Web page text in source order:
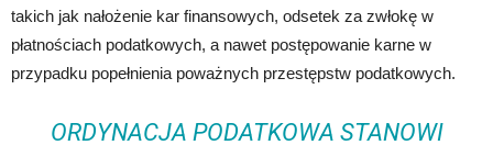
takich jak nałożenie kar finansowych, odsetek za zwłokę w
płatnościach podatkowych, a nawet postępowanie karne w
przypadku popełnienia poważnych przestępstw podatkowych.
ORDYNACJA PODATKOWA STANOWI